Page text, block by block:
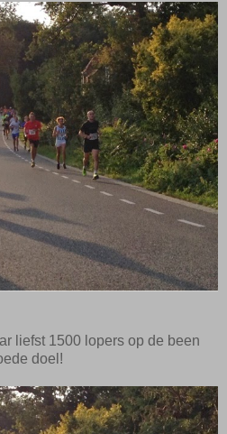
liefst 1500 lopers op de been
doel!